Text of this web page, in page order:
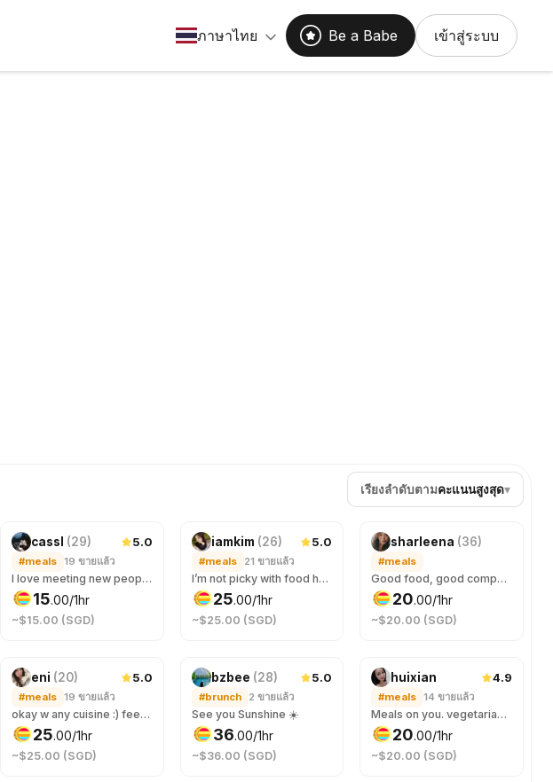
ภาษาไทย Be a Babe เข้าสู่ระบบ
เรียงลำดับตามคะแนนสูงสุด▾
cassl (29) 5.0
#meals 19 ขายแล้ว
I love meeting new people and talking over food! Who doesn’t like a good connection over great food☺️
15.00/1hr
~$15.00 (SGD)
iamkim (26) 5.0
#meals 21 ขายแล้ว
I’m not picky with food heheh… 🥘🍰 I love desserts too! 😆
25.00/1hr
~$25.00 (SGD)
ใหม่ เพิ่งถูกจอง
sharleena (36)
#meals
Good food, good company ☺️
20.00/1hr
~$20.00 (SGD)
eni (20) 5.0
#meals 19 ขายแล้ว
okay w any cuisine :) feed me wtv u want :D
25.00/1hr
~$25.00 (SGD)
bzbee (28) 5.0
#brunch 2 ขายแล้ว
See you Sunshine ☀️
36.00/1hr
~$36.00 (SGD)
huixian 4.9
#meals 14 ขายแล้ว
Meals on you. vegetarian. No meat, no spicy, no onion, no garlic. "Anomakase.sg" is fine dining option.
20.00/1hr
~$20.00 (SGD)